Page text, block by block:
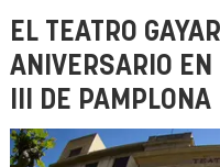
EL TEATRO
ANIVERSARIO EN
III DE PAMPLONA